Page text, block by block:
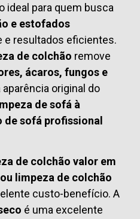
ideal para quem busca
e estofados
e resultados eficientes.
de colchão remove
ácaros, fungos e
aparência original do
de sofá à
de sofá profissional
de colchão valor em
limpeza de colchão
custo-benefício. A
é uma excelente